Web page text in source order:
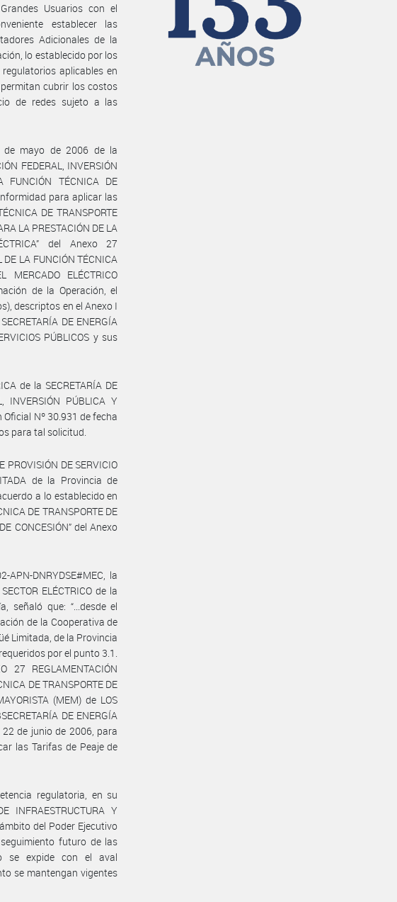
Usuarios con el
establecer las
Adicionales de la
lo establecido por los
aplicables en
cubrir los costos
de redes sujeto a las
de mayo de 2006 de la
FEDERAL, INVERSIÓN
FUNCIÓN TÉCNICA DE
para aplicar las
DE TRANSPORTE
LA PRESTACIÓN DE LA
del Anexo 27
DE LA FUNCIÓN TÉCNICA
MERCADO ELÉCTRICO
de la Operación, el
descriptos en el Anexo I
DE ENERGÍA
PÚBLICOS y sus
de la SECRETARÍA DE
INVERSIÓN PÚBLICA Y
Nº 30.931 de fecha
para tal solicitud.
DE SERVICIO
de la Provincia de
a lo establecido en
DE TRANSPORTE DE
CONCESIÓN” del Anexo
DNRYDSE#MEC, la
ELÉCTRICO de la
señaló que: “...desde el
de la Cooperativa de
Limitada, de la Provincia
por el punto 3.1.
27 REGLAMENTACIÓN
DE TRANSPORTE DE
(MEM) de LOS
DE ENERGÍA
de junio de 2006, para
las Tarifas de Peaje de
regulatoria, en su
Y
ámbito del Poder Ejecutivo
futuro de las
se expide con el aval
se mantengan vigentes